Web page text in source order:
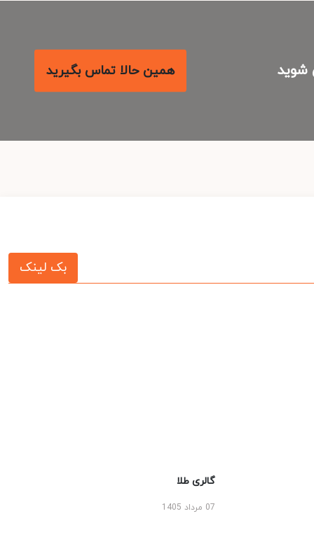
همین حالا تماس بگیرید
بک لینک
گالری طلا
07 مرداد 1405